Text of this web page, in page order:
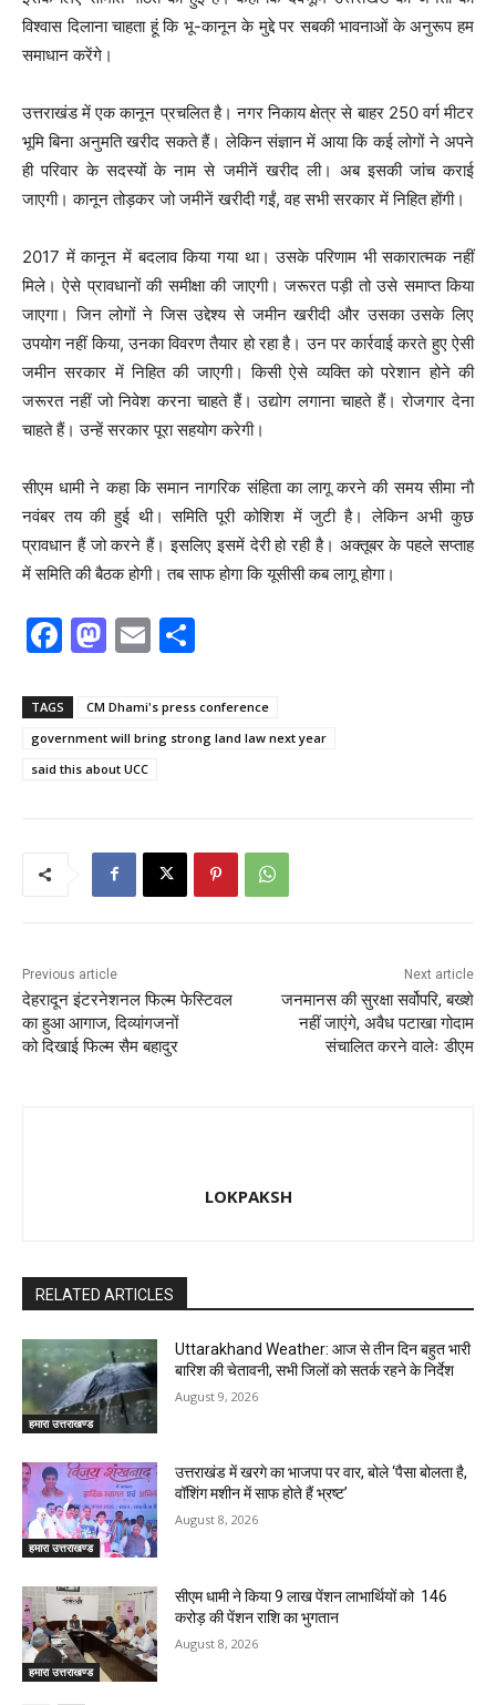
विश्वास दिलाना चाहता हूं कि भू-कानून के मुद्दे पर सबकी भावनाओं के अनुरूप हम
समाधान करेंगे।
उत्तराखंड में एक कानून प्रचलित है। नगर निकाय क्षेत्र से बाहर 250 वर्ग मीटर
भूमि बिना अनुमति खरीद सकते हैं। लेकिन संज्ञान में आया कि कई लोगों ने अपने
ही परिवार के सदस्यों के नाम से जमीनें खरीद ली। अब इसकी जांच कराई
जाएगी। कानून तोड़कर जो जमीनें खरीदी गईं, वह सभी सरकार में निहित होंगी।
2017 में कानून में बदलाव किया गया था। उसके परिणाम भी सकारात्मक नहीं
मिले। ऐसे प्रावधानों की समीक्षा की जाएगी। जरूरत पड़ी तो उसे समाप्त किया
जाएगा। जिन लोगों ने जिस उद्देश्य से जमीन खरीदी और उसका उसके लिए
उपयोग नहीं किया, उनका विवरण तैयार हो रहा है। उन पर कार्रवाई करते हुए ऐसी
जमीन सरकार में निहित की जाएगी। किसी ऐसे व्यक्ति को परेशान होने की
जरूरत नहीं जो निवेश करना चाहते हैं। उद्योग लगाना चाहते हैं। रोजगार देना
चाहते हैं। उन्हें सरकार पूरा सहयोग करेगी।
सीएम धामी ने कहा कि समान नागरिक संहिता का लागू करने की समय सीमा नाै
नवंबर तय की हुई थी। समिति पूरी कोशिश में जुटी है। लेकिन अभी कुछ
प्रावधान हैं जो करने हैं। इसलिए इसमें देरी हो रही है। अक्तूबर के पहले सप्ताह
में समिति की बैठक होगी। तब साफ होगा कि यूसीसी कब लागू होगा।
F
c
e
b
M
st
o
d
n
E
ai
l
ar
e
TAGS
CM Dhami's press conference
government will bring strong land law next year
said this about UCC
Previous article
देहरादून इंटरनेशनल फिल्म फेस्टिवल
का हुआ आगाज, दिव्यांगजनों
को दिखाई फिल्म सैम बहादुर
Next article
जनमानस की सुरक्षा सर्वोपरि, बख्शे
नहीं जाएंगे, अवैध पटाखा गोदाम
संचालित करने वालेः डीएम
LOKPAKSH
RELATED ARTICLES
हमारा उत्तराखण्ड
Uttarakhand Weather: आज से तीन दिन बहुत भारी
बारिश की चेतावनी, सभी जिलों को सतर्क रहने के निर्देश
August 9, 2026
हमारा उत्तराखण्ड
उत्तराखंड में खरगे का भाजपा पर वार, बोले ‘पैसा बोलता है,
वॉशिंग मशीन में साफ होते हैं भ्रष्ट’
August 8, 2026
हमारा उत्तराखण्ड
सीएम धामी ने किया 9 लाख पेंशन लाभार्थियों को ₹ 146
करोड़ की पेंशन राशि का भुगतान
August 8, 2026